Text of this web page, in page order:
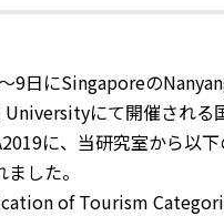
9日にSingaporeの
にて開催される
に、当研究室から以
した。
of Tourism